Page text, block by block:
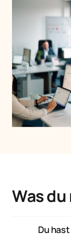
Was
Du